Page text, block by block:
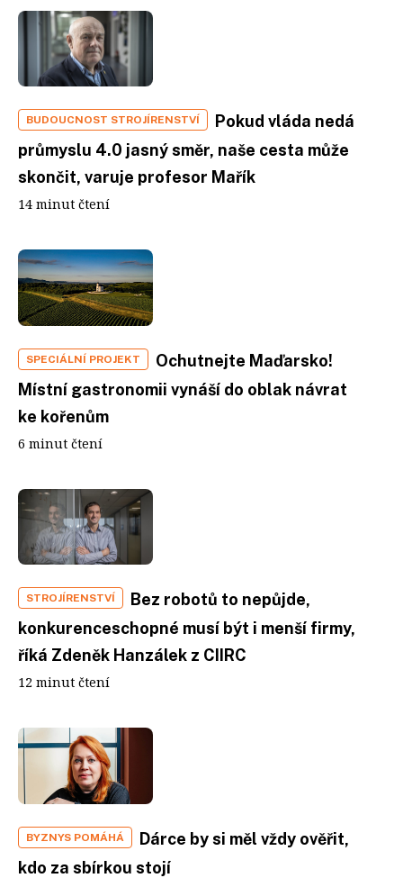
BUDOUCNOST STROJÍRENSTVÍ
Pokud vláda nedá
průmyslu 4.0 jasný směr, naše cesta může
skončit, varuje profesor Mařík
14 minut čtení
SPECIÁLNÍ PROJEKT
Ochutnejte Maďarsko!
Místní gastronomii vynáší do oblak návrat
ke kořenům
6 minut čtení
STROJÍRENSTVÍ
Bez robotů to nepůjde,
konkurenceschopné musí být i menší firmy,
říká Zdeněk Hanzálek z CIIRC
12 minut čtení
BYZNYS POMÁHÁ
Dárce by si měl vždy ověřit,
kdo za sbírkou stojí